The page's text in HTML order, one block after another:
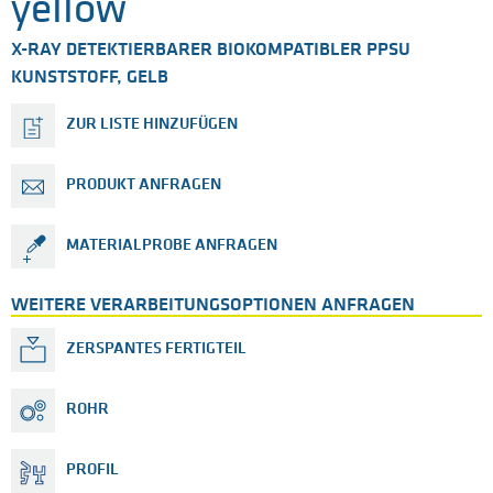
yellow
X-RAY DETEKTIERBARER BIOKOMPATIBLER PPSU
KUNSTSTOFF, GELB
ZUR LISTE HINZUFÜGEN
PRODUKT ANFRAGEN
MATERIALPROBE ANFRAGEN
WEITERE VERARBEITUNGSOPTIONEN ANFRAGEN
ZERSPANTES FERTIGTEIL
ROHR
PROFIL